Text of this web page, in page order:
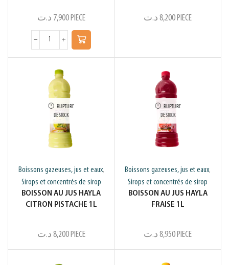
7,900 د.ت PIECE 8,200 د.ت PIECE
RUPTURE
DE STOCK
Boissons gazeuses, jus et eaux,
Sirops et concentrés de sirop
BOISSON AU JUS HAYLA
CITRON PISTACHE 1L
8,200 د.ت PIECE
RUPTURE
DE STOCK
Boissons gazeuses, jus et eaux,
Sirops et concentrés de sirop
BOISSON AU JUS HAYLA
FRAISE 1L
8,950 د.ت PIECE